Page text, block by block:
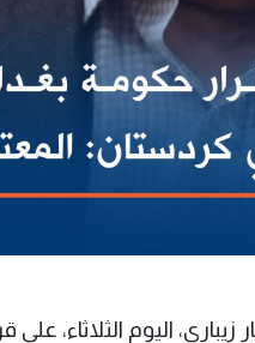
اليوم الثلاثاء،